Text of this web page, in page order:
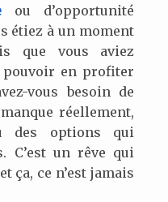
ou d’opportunité
étiez à un moment
que vous aviez
pouvoir en profiter
vous besoin de
réellement,
des options qui
C’est un rêve qui
ça, ce n’est jamais